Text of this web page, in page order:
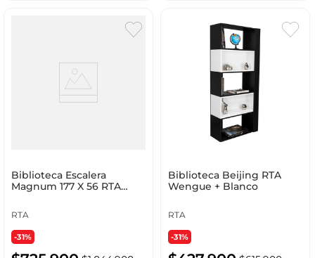
Biblioteca Escalera
Magnum 177 X 56 RTA
RTA
-31%
Biblioteca Beijing RTA
Wengue + Blanco
RTA
-31%